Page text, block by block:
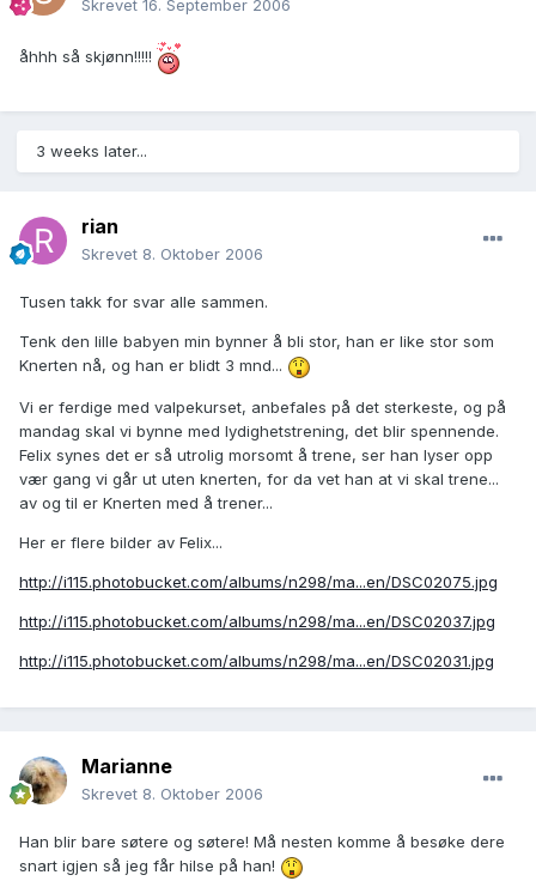
Skrevet 16. September 2006
åhhh så skjønn!!!!!
3 weeks later...
rian
Skrevet 8. Oktober 2006
Tusen takk for svar alle sammen.
Tenk den lille babyen min bynner å bli stor, han er like stor som
Knerten nå, og han er blidt 3 mnd...
Vi er ferdige med valpekurset, anbefales på det sterkeste, og på
mandag skal vi bynne med lydighetstrening, det blir spennende.
Felix synes det er så utrolig morsomt å trene, ser han lyser opp
vær gang vi går ut uten knerten, for da vet han at vi skal trene...
av og til er Knerten med å trener...
Her er flere bilder av Felix...
http://i115.photobucket.com/albums/n298/ma...en/DSC02075.jpg
http://i115.photobucket.com/albums/n298/ma...en/DSC02037.jpg
http://i115.photobucket.com/albums/n298/ma...en/DSC02031.jpg
Marianne
Skrevet 8. Oktober 2006
Han blir bare søtere og søtere! Må nesten komme å besøke dere
snart igjen så jeg får hilse på han!